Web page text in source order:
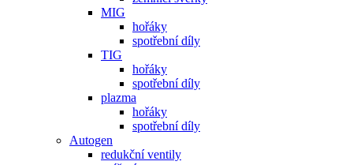
MIG
hořáky
spotřební díly
TIG
hořáky
spotřební díly
plazma
hořáky
spotřební díly
Autogen
redukční ventily